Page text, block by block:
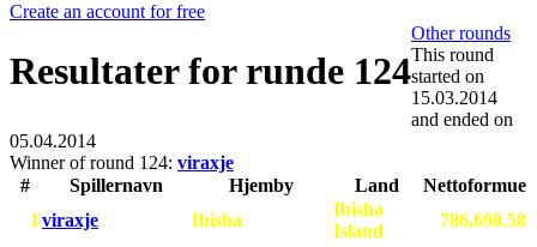
Create an account for free
Resultater for runde 124
Other rounds
This round
started on
15.03.2014
and ended on
05.04.2014
Winner of round 124: viraxje
#
Spillernavn Hjemby Land
Nettoformue
1viraxje Ibisha
Ibisha
Island
786,698.58